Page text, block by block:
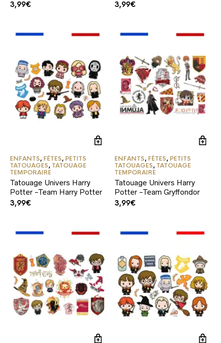
3,99€ 3,99€
ENFANTS, FÊTES, PETITS
TATOUAGES, TATOUAGE
TEMPORAIRE
Tatouage Univers Harry
Potter -Team Harry Potter
3,99€
ENFANTS, FÊTES, PETITS
TATOUAGES, TATOUAGE
TEMPORAIRE
Tatouage Univers Harry
Potter -Team Gryffondor
3,99€